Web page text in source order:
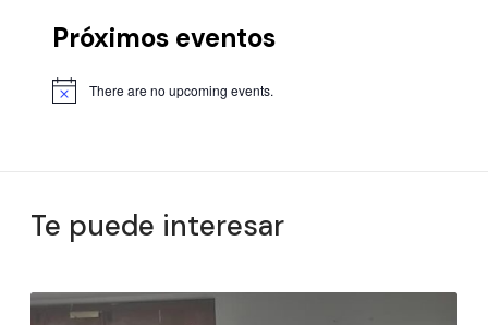
Próximos eventos
There are no upcoming events.
Te puede interesar